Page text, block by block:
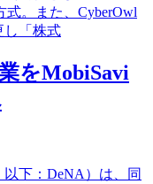
式。また、CyberOwl
し「株式
をMobiSavi
下：DeNA）は、同